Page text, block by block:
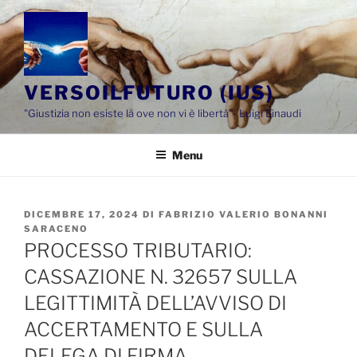
Salta
al
contenuto
VERSOILFUTURO (IUS)
"Giustizia non esiste là ove non vi è libertà"- Luigi Einaudi
Menu
PUBBLICATO
IL
DICEMBRE 17, 2024 DI FABRIZIO VALERIO BONANNI
SARACENO
PROCESSO TRIBUTARIO:
CASSAZIONE N. 32657 SULLA
LEGITTIMITÀ DELL’AVVISO DI
ACCERTAMENTO E SULLA